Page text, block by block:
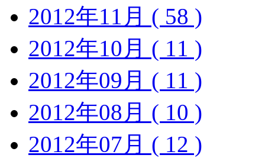
2012年11月 ( 58 )
2012年10月 ( 11 )
2012年09月 ( 11 )
2012年08月 ( 10 )
2012年07月 ( 12 )